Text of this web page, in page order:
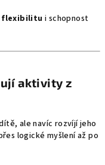
flexibilitu i schopnost
aktivity z
ale navíc rozvíjí jeho
logické myšlení až po